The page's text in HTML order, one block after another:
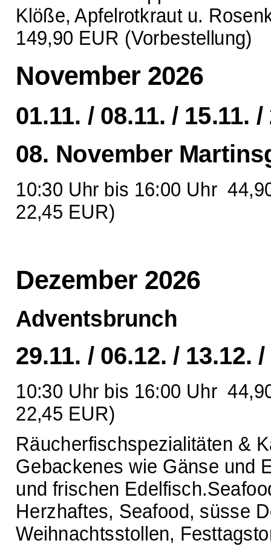
Klöße, Apfelrotkraut u.
149,90 EUR (Vorbestellung)
November 2026
01.11. / 08.11. / 15.11. /
08. November
10:30 Uhr bis 16:00 Uhr
22,45 EUR)
Dezember 2026
Adventsbrunch
29.11. / 06.12. / 13.12.
10:30 Uhr bis 16:00 Uhr
22,45 EUR)
Räucherfischspezialitäten &
Gebackenes wie Gänse und
und frischen
Herzhaftes, Seafood, süsse
Weihnachtsstollen,